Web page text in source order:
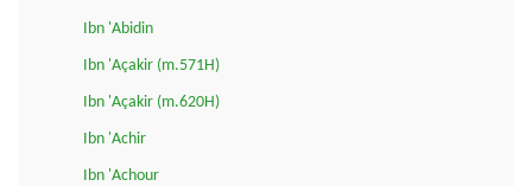
Ibn 'Abidin
Ibn 'Açakir (m.571H)
Ibn 'Açakir (m.620H)
Ibn 'Achir
Ibn 'Achour